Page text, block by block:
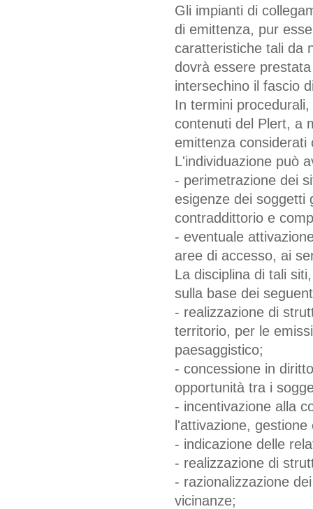
Gli impianti di
di emittenza, pur
caratteristiche tali da
dovrà essere
intersechino il fascio
In termini
contenuti del Plert, a
emittenza considerati
L'individuazione può
- perimetrazione dei
esigenze dei soggetti
contraddittorio e
- eventuale
aree di accesso, ai
La disciplina di tali
sulla base dei
- realizzazione di
territorio, per le
paesaggistico;
- concessione in
opportunità tra i
- incentivazione alla
l'attivazione,
- indicazione delle
- realizzazione di
- razionalizzazione
vicinanze;